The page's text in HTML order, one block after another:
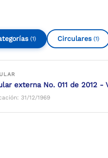
(1) Circulares (1)
externa No. 011 de 2012
31/12/1969